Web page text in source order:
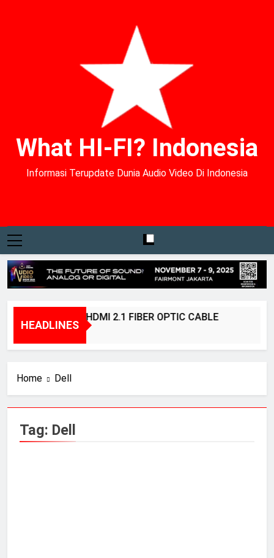
What HI-FI? Indonesia
Informasi Terupdate Dunia Audio Video Di Indonesia
HEADLINES
BRIDGEE – HDMI 2.1 FIBER OPTIC CABLE
Home Dell
Tag: Dell